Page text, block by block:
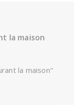
la maison
la maison"